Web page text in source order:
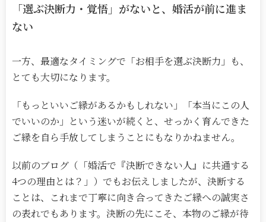
「選ぶ決断力・覚悟」がないと、婚活が前に進ま
ない
一方、最適なタイミングで「お相手を選ぶ決断力」も、
とても大切になります。
「もっといいご縁があるかもしれない」「本当にこの人
でいいのか」という迷いが続くと、せっかく育んできた
ご縁を自ら手放してしまうことにもなりかねません。
以前のブログ（「婚活で『決断できない人』に共通する
4つの理由とは？」）でもお伝えしましたが、決断する
ことは、これまで丁寧に向き合ってきたご縁への誠実さ
の表れでもあります。決断の先にこそ、本物のご縁が待